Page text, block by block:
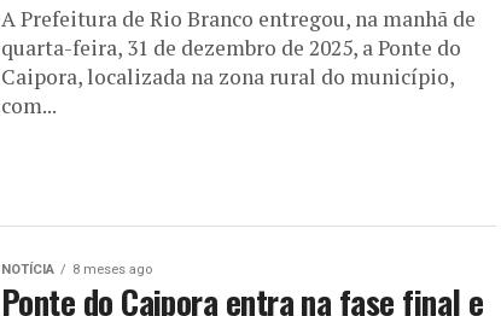
A Prefeitura de Rio Branco entregou, na manhã de
quarta-feira, 31 de dezembro de 2025, a Ponte do
Caipora, localizada na zona rural do município,
com...
NOTÍCIA 8 meses ago
Ponte do Caipora entra na fase final e